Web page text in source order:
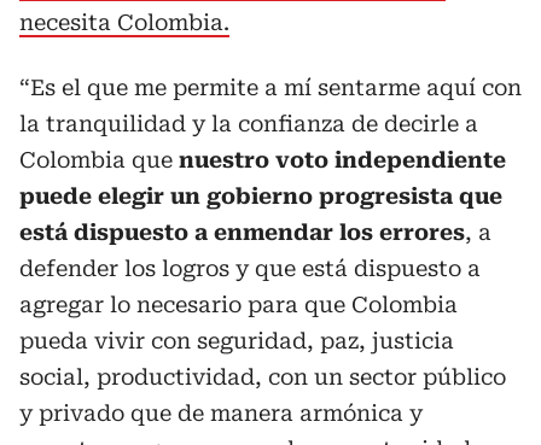
necesita Colombia.
“Es el que me permite a mí sentarme aquí con
la tranquilidad y la confianza de decirle a
Colombia que nuestro voto independiente
puede elegir un gobierno progresista que
está dispuesto a enmendar los errores, a
defender los logros y que está dispuesto a
agregar lo necesario para que Colombia
pueda vivir con seguridad, paz, justicia
social, productividad, con un sector público
y privado que de manera armónica y